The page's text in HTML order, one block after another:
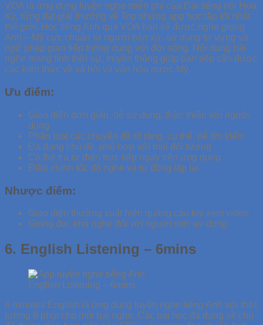
VOA là ứng dụng luyện nghe miễn phí của Đài tiếng nói Hoa
Kỳ, từng đạt giải thưởng về Top những app học tập tốt nhất
thế giới. Học tiếng Anh qua VOA bạn sẽ được nghe giọng
Anh – Mỹ cực chuẩn từ người bản xứ, sử dụng từ vựng và
ngữ pháp giao tiếp thông dụng với đời sống. Nội dung bài
nghe mang tính thời sự, truyền thông giúp bạn tiếp cận được
các kiến thức về xã hội và văn hóa nước Mỹ.
Ưu điểm:
Giao diện đơn giản, dễ sử dụng, thân thiện với người
dùng
Phân loại các chuyên đề rõ ràng, cụ thể, dễ tìm kiếm
Đa dạng chủ đề, phù hợp với mọi đối tượng
Có thể tra từ điển trực tiếp ngay trên ứng dụng
Điều chỉnh tốc độ nghe và tự động lặp lại
Nhược điểm:
Giao diện thường xuất hiện quảng cáo khi xem video
Giọng đọc khó nghe đối với người mới sử dụng
6. English Listening – 6mins
English Listening – 6mins
6 minutes English là ứng dụng luyện nghe tiếng Anh với thời
lượng 6 phút cho mỗi bài nghe. Các bài học đa dạng về chủ